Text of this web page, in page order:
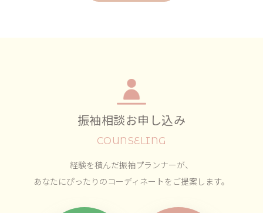
振袖相談お申し込み
COUNSELING
経験を積んだ振袖プランナーが、
あなたにぴったりのコーディネートをご提案します。